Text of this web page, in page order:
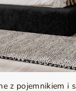
z pojemnikiem i